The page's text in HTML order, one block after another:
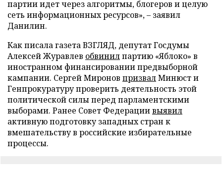
партии идет через алгоритмы, блогеров и целую
сеть информационных ресурсов», – заявил
Данилин.
Как писала газета ВЗГЛЯД, депутат Госдумы
Алексей Журавлев обвинилпартию «Яблоко» в
иностранном финансировании предвыборной
кампании. Сергей Миронов призвалМинюст и
Генпрокуратуру проверить деятельность этой
политической силы перед парламентскими
выборами. Ранее Совет Федерациивыявил
активную подготовку западных стран к
вмешательству в российские избирательные
процессы.